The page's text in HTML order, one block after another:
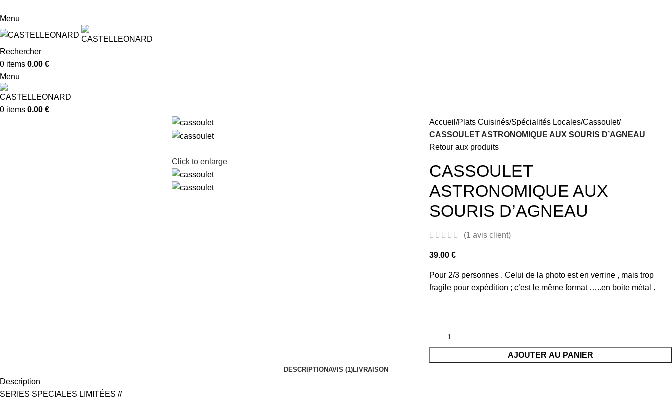
Menu
Rechercher
0 items 0.00 €
Menu
0 items 0.00 €
Click to enlarge
Accueil Plats Cuisinés Spécialités Locales Cassoulet
CASSOULET ASTRONOMIQUE AUX SOURIS D’AGNEAU
Retour aux produits
CASSOULET
ASTRONOMIQUE AUX
SOURIS D’AGNEAU
(1 avis client)
39.00 €
Pour 2/3 personnes . Celui de la photo est en verrine , mais trop
fragile pour expédition ; c’est le même format …..en boite métal .
AJOUTER AU PANIER
DESCRIPTIONAVIS (1)LIVRAISON
Description
SERIES SPECIALES LIMITÉES //